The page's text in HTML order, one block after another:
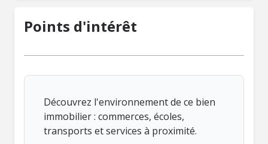
Points d'intérêt
Découvrez l'environnement de ce bien
immobilier : commerces, écoles,
transports et services à proximité.